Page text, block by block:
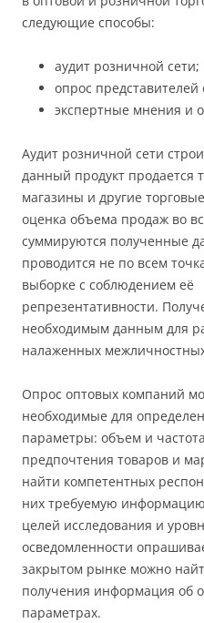
следующие способы:
аудит розничной сети;
опрос
экспертные мнения и
Аудит розничной сети
данный продукт продается
магазины и другие
оценка объема продаж во
суммируются полученные
проводится не по всем
выборке с соблюдением её
репрезентативности.
необходимым данным для
налаженных
Опрос оптовых компаний
необходимые для
параметры: объем и
предпочтения товаров и
найти компетентных
них требуемую
целей исследования и
осведомленности
закрытом рынке можно
получения информация об
параметрах.